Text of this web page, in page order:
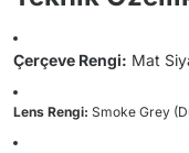
Çerçeve Rengi: Mat
Lens Rengi: Smoke Grey